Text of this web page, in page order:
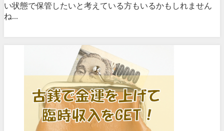
い状態で保管したいと考えている方もいるかもしれません
ね...